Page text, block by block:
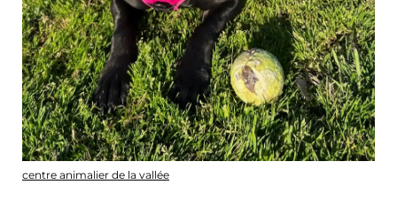
centre animalier de la vallée